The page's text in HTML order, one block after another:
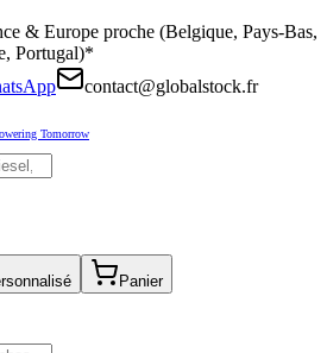
& Europe proche (Belgique, Pays-Bas,
Portugal)*
contact@globalstock.fr
Tomorrow
Panier